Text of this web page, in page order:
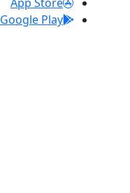
Google Play